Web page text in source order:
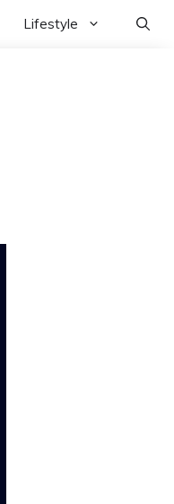
Lifestyle